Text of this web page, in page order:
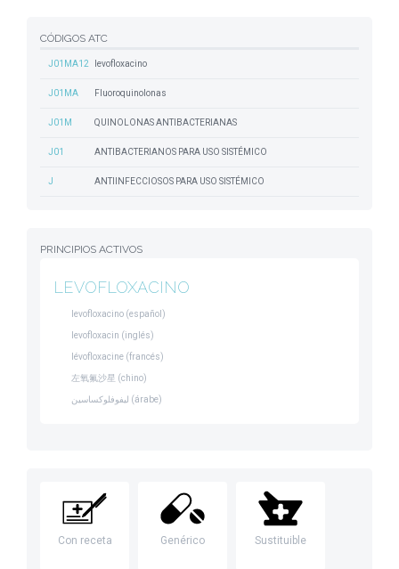
CÓDIGOS ATC
J01MA12 levofloxacino
J01MA Fluoroquinolonas
J01M QUINOLONAS ANTIBACTERIANAS
J01 ANTIBACTERIANOS PARA USO SISTÉMICO
J ANTIINFECCIOSOS PARA USO SISTÉMICO
PRINCIPIOS ACTIVOS
LEVOFLOXACINO
levofloxacino (español)
levofloxacin (inglés)
lévofloxacine (francés)
左氧氟沙星 (chino)
ليفوفلوكساسين (árabe)
Con receta Genérico Sustituible